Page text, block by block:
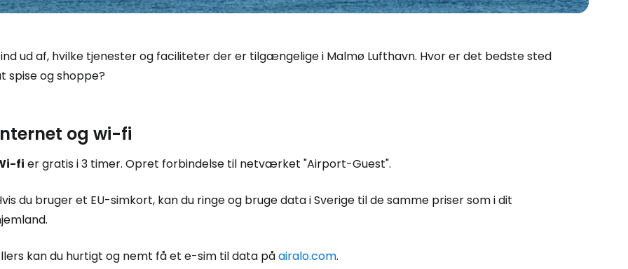
ud af, hvilke tjenester og faciliteter der er tilgængelige i Malmø Lufthavn. Hvor er det bedste sted
spise og shoppe?
og wi-fi
fi er gratis i 3 timer. Opret forbindelse til netværket "Airport-Guest".
du bruger et EU-simkort, kan du ringe og bruge data i Sverige til de samme priser som i dit
kan du hurtigt og nemt få et e-sim til data påairalo.com.